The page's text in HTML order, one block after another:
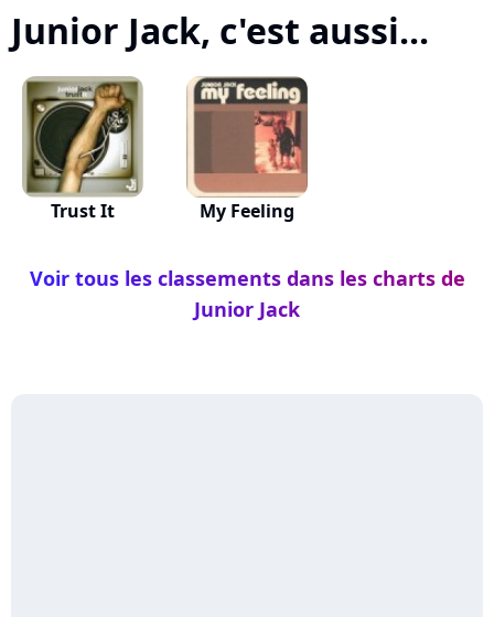
Junior Jack, c'est aussi...
Trust It My Feeling
Voir tous les classements dans les charts de
Junior Jack